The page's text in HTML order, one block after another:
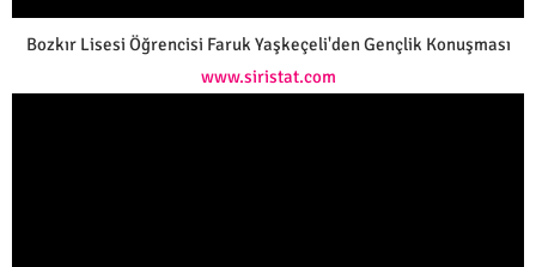
Bozkır Lisesi Öğrencisi Faruk Yaşkeçeli'den Gençlik Konuşması
www.siristat.com